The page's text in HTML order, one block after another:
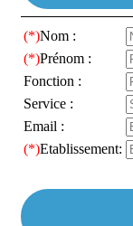
(*)Nom :
(*)Prénom :
Fonction :
Service :
Email :
(*)Etablissement: